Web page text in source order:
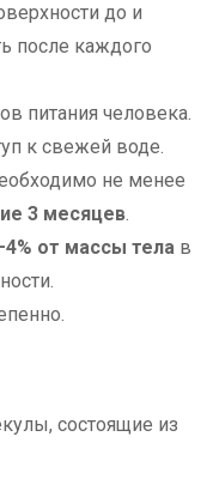
до и
после каждого
питания человека.
к свежей воде.
не менее
3 месяцев.
от массы тела в
состоящие из